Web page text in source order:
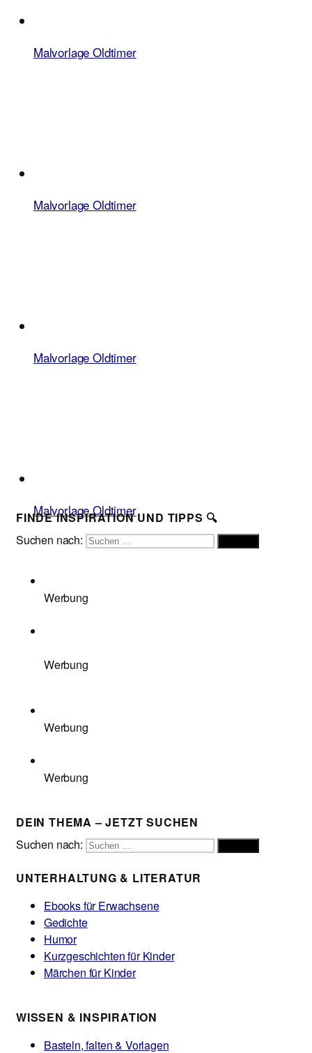
Malvorlage Oldtimer
Malvorlage Oldtimer
Malvorlage Oldtimer
Malvorlage Oldtimer
FINDE INSPIRATION UND TIPPS 🔍
Suchen nach:
Werbung
Werbung
Werbung
Werbung
DEIN THEMA – JETZT SUCHEN
Suchen nach:
UNTERHALTUNG & LITERATUR
Ebooks für Erwachsene
Gedichte
Humor
Kurzgeschichten für Kinder
Märchen für Kinder
WISSEN & INSPIRATION
Basteln, falten & Vorlagen